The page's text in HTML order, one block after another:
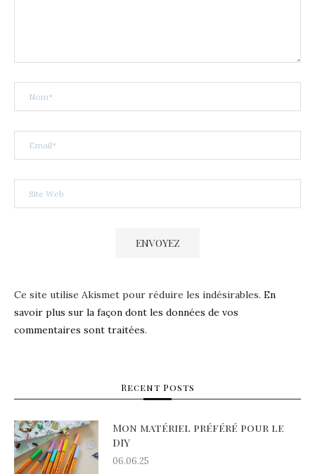
Ce site utilise Akismet pour réduire les indésirables. En
savoir plus sur la façon dont les données de vos
commentaires sont traitées.
Recent Posts
Mon matériel préféré pour le
DIY
06.06.25